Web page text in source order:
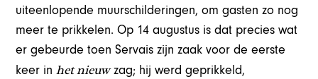
uiteenlopende muurschilderingen, om gasten zo nog
meer te prikkelen. Op 14 augustus is dat precies wat
er gebeurde toen Servais zijn zaak voor de eerste
keer inhet nieuwzag; hij werd geprikkeld,